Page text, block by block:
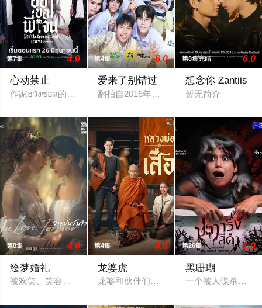
第7集 4.0
心动禁止
作家ฮวังซอล的小说Rule No.1: Don't Be Too Emotional อย่าขอพี่เ
第4集 6.0
爱来了别错过
翻拍自2016年泰国剧集《爱来了别错过》
第8集完结 6.0
想念你 Zantiis
暂无简介
第8集 4.0
绘梦婚礼
被欢笑、笑容和祝福环绕的婚礼仅仅是爱情生活的起点。未来
第4集 4.0
龙婆虎
龙婆和伙伴们意外卷入一起钻石抢劫案，
第26集 1.0
黑珊瑚
一个被人谋杀致死